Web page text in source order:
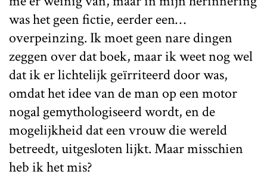
was het geen fictie, eerder een…
overpeinzing. Ik moet geen nare dingen
zeggen over dat boek, maar ik weet nog wel
dat ik er lichtelijk geïrriteerd door was,
omdat het idee van de man op een motor
nogal gemythologiseerd wordt, en de
mogelijkheid dat een vrouw die wereld
betreedt, uitgesloten lijkt. Maar misschien
heb ik het mis?